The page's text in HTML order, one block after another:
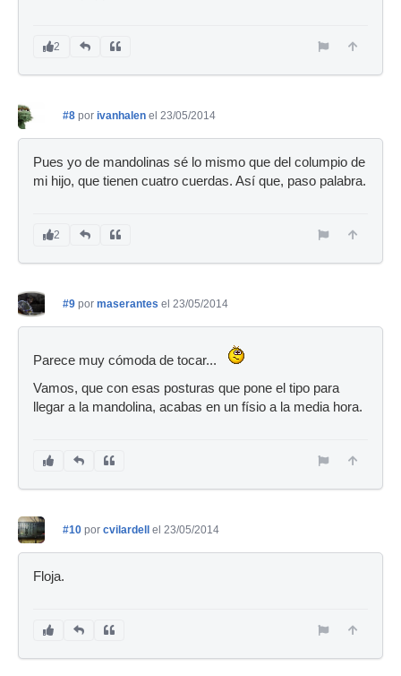
2
#8 por ivanhalen el 23/05/2014
Pues yo de mandolinas sé lo mismo que del columpio de
mi hijo, que tienen cuatro cuerdas. Así que, paso palabra.
2
#9 por maserantes el 23/05/2014
Parece muy cómoda de tocar...
Vamos, que con esas posturas que pone el tipo para
llegar a la mandolina, acabas en un físio a la media hora.
#10 por cvilardell el 23/05/2014
Floja.